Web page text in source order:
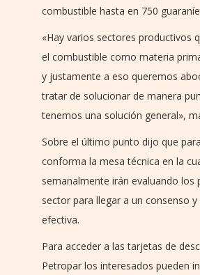
combustible hasta en 750
«Hay varios sectores productivos
el combustible como materia
y justamente a eso queremos
tratar de solucionar de manera
tenemos una solución general»,
Sobre el último punto dijo que
conforma la mesa técnica en la
semanalmente irán evaluando los
sector para llegar a un consenso
efectiva.
Para acceder a las tarjetas de
Petropar los interesados pueden